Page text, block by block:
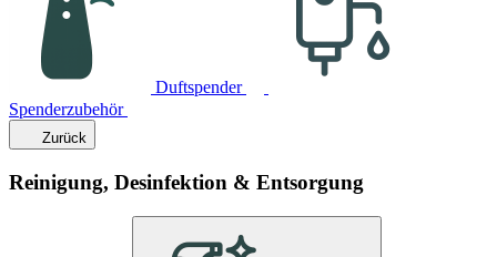
Duftspender
Spenderzubehör
Zurück
Reinigung, Desinfektion & Entsorgung